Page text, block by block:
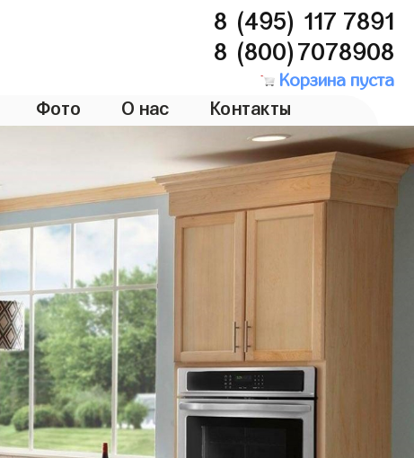
8 (495) 117 7891
8 (800)7078908
Корзина пуста
Фото О нас Контакты